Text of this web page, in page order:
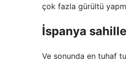
çok fazla gürültü
İspanya
Ve sonunda en tuhaf